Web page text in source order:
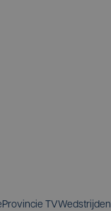
Provincie TVWedstrijden